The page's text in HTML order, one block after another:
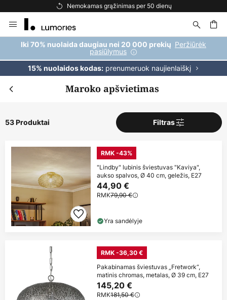
Nemokamas pristatymas užsakymams, viršijantiems 69 €
to
Content
Iki 70% nuolaida daugiau nei 20 000 prekių Peržiūrėk
pasiūlymus
15% nuolaidos kodas:prenumeruok naujienlaiškį
Maroko apšvietimas
53 Produktai Filtras
RMK -43%
"Lindby" lubinis šviestuvas "Kaviya",
aukso spalvos, Ø 40 cm, geležis, E27
44,90 €
RMK79,90 €
Yra sandėlyje
RMK -36,30 €
Pakabinamas šviestuvas „Fretwork“,
matinis chromas, metalas, Ø 39 cm, E27
145,20 €
RMK181,50 €